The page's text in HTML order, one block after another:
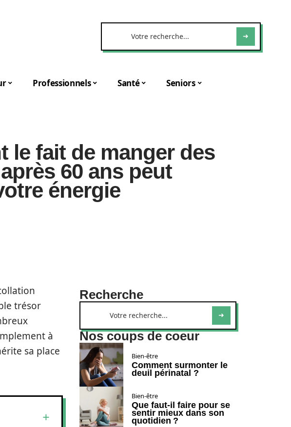
Professionnels Santé Seniors
le fait de manger des
60 ans peut
énergie
trésor
à
sa place
Recherche
Nos coups de coeur
Bien-être
Comment surmonter le
deuil périnatal ?
Bien-être
Que faut-il faire pour se
sentir mieux dans son
quotidien ?